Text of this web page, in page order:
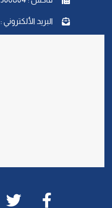
البريد الألكتروني : info@hu.edu.ye